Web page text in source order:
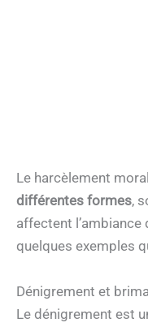
Le harcèlement
différentes formes,
affectent
quelques exemples
Dénigrement et
Le dénigrement est